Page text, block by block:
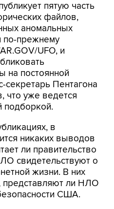
пятую часть
файлов,
аномальных
по-прежнему
UFO, и
на постоянной
секретарь Пентагона
что уже ведется
подборкой.
в
никаких выводов
ли правительство
свидетельствуют о
жизни. В них
представляют ли НЛО
США.